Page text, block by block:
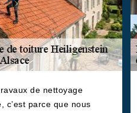
de nettoyage
c’est parce que nous